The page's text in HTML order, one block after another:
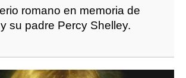
romano en memoria de
su padre Percy Shelley.